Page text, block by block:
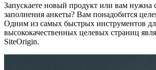
Запускаете новый продукт или вам нужна
заполнения анкеты? Вам понадобится
Одним из самых быстрых инструментов
высококачественных целевых страниц
SiteOrigin.